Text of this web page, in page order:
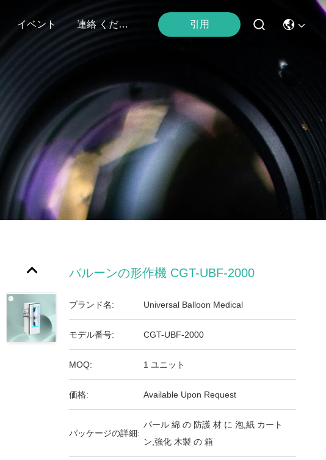
イベント 連絡 ください 引用
バルーンの形作機 CGT-UBF-2000
ブランド名: Universal Balloon Medical
モデル番号: CGT-UBF-2000
MOQ: 1 ユニット
価格: Available Upon Request
パッケージの詳細:
パール 綿 の 防護 材 に 泡,紙 カート
ン,強化 木製 の 箱